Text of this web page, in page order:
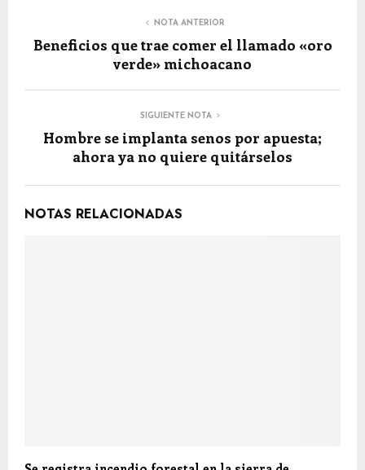
NOTA ANTERIOR
Beneficios que trae comer el llamado «oro
verde» michoacano
SIGUIENTE NOTA
Hombre se implanta senos por apuesta;
ahora ya no quiere quitárselos
NOTAS RELACIONADAS